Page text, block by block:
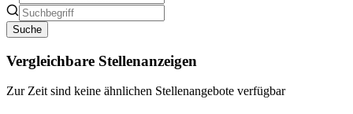
Suche
Vergleichbare Stellenanzeigen
Zur Zeit sind keine ähnlichen Stellenangebote verfügbar